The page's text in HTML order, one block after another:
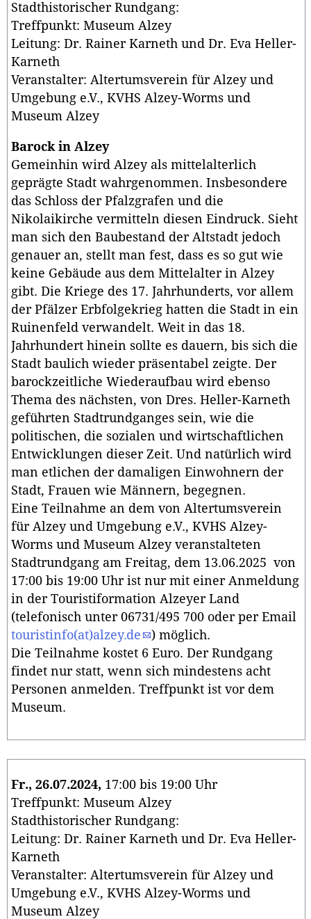
Stadthistorischer Rundgang:
Treffpunkt: Museum Alzey
Leitung: Dr. Rainer Karneth und Dr. Eva Heller-
Karneth
Veranstalter: Altertumsverein für Alzey und
Umgebung e.V., KVHS Alzey-Worms und
Museum Alzey
Barock in Alzey
Gemeinhin wird Alzey als mittelalterlich
geprägte Stadt wahrgenommen. Insbesondere
das Schloss der Pfalzgrafen und die
Nikolaikirche vermitteln diesen Eindruck. Sieht
man sich den Baubestand der Altstadt jedoch
genauer an, stellt man fest, dass es so gut wie
keine Gebäude aus dem Mittelalter in Alzey
gibt. Die Kriege des 17. Jahrhunderts, vor allem
der Pfälzer Erbfolgekrieg hatten die Stadt in ein
Ruinenfeld verwandelt. Weit in das 18.
Jahrhundert hinein sollte es dauern, bis sich die
Stadt baulich wieder präsentabel zeigte. Der
barockzeitliche Wiederaufbau wird ebenso
Thema des nächsten, von Dres. Heller-Karneth
geführten Stadtrundganges sein, wie die
politischen, die sozialen und wirtschaftlichen
Entwicklungen dieser Zeit. Und natürlich wird
man etlichen der damaligen Einwohnern der
Stadt, Frauen wie Männern, begegnen.
Eine Teilnahme an dem von Altertumsverein
für Alzey und Umgebung e.V., KVHS Alzey-
Worms und Museum Alzey veranstalteten
Stadtrundgang am Freitag, dem 13.06.2025 von
17:00 bis 19:00 Uhr ist nur mit einer Anmeldung
in der Touristiformation Alzeyer Land
(telefonisch unter 06731/495 700 oder per Email
touristinfo(at)alzey.de
) möglich.
Die Teilnahme kostet 6 Euro. Der Rundgang
findet nur statt, wenn sich mindestens acht
Personen anmelden. Treffpunkt ist vor dem
Museum.
Fr., 26.07.2024, 17:00 bis 19:00 Uhr
Treffpunkt: Museum Alzey
Stadthistorischer Rundgang:
Leitung: Dr. Rainer Karneth und Dr. Eva Heller-
Karneth
Veranstalter: Altertumsverein für Alzey und
Umgebung e.V., KVHS Alzey-Worms und
Museum Alzey